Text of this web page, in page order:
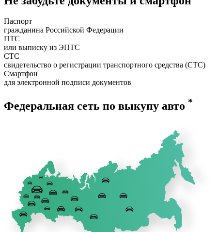
Паспорт
гражданина Российской Федерации
ПТС
или выписку из ЭПТС
СТС
свидетельство о регистрации транспортного средства (СТС)
Смартфон
для электронной подписи документов
Федеральная сеть по выкупу авто *